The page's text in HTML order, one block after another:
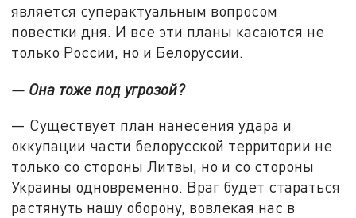
является суперактуальным вопросом
повестки дня. И все эти планы касаются не
только России, но и Белоруссии.
— Она тоже под угрозой?
— Существует план нанесения удара и
оккупации части белорусской территории не
только со стороны Литвы, но и со стороны
Украины одновременно. Враг будет стараться
растянуть нашу оборону, вовлекая нас в